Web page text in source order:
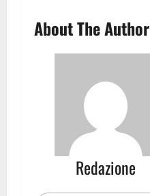
About The Author
Redazione